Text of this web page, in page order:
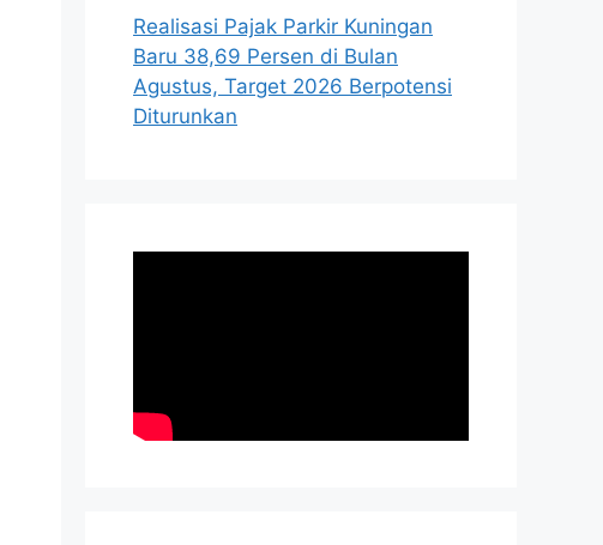
Realisasi Pajak Parkir Kuningan
Baru 38,69 Persen di Bulan
Agustus, Target 2026 Berpotensi
Diturunkan